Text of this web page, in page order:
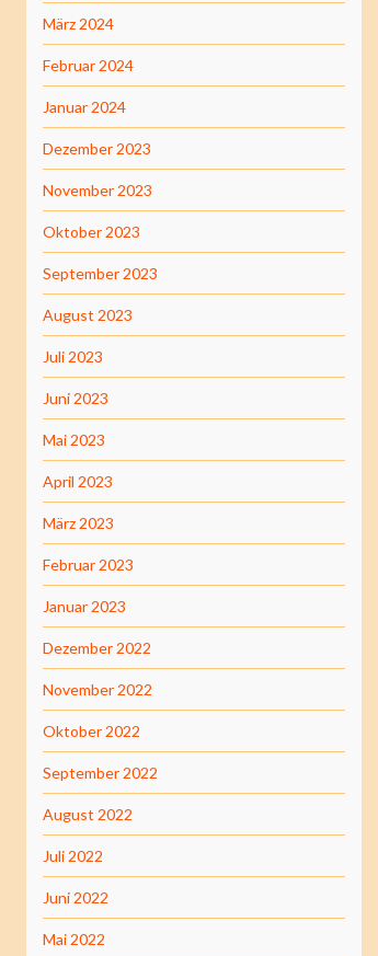
März 2024
Februar 2024
Januar 2024
Dezember 2023
November 2023
Oktober 2023
September 2023
August 2023
Juli 2023
Juni 2023
Mai 2023
April 2023
März 2023
Februar 2023
Januar 2023
Dezember 2022
November 2022
Oktober 2022
September 2022
August 2022
Juli 2022
Juni 2022
Mai 2022